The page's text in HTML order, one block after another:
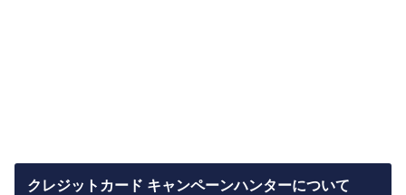
クレジットカード キャンペーンハンターについて